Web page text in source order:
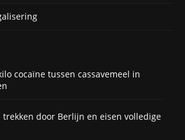
cocaïne tussen cassavemeel in
door Berlijn en eisen volledige